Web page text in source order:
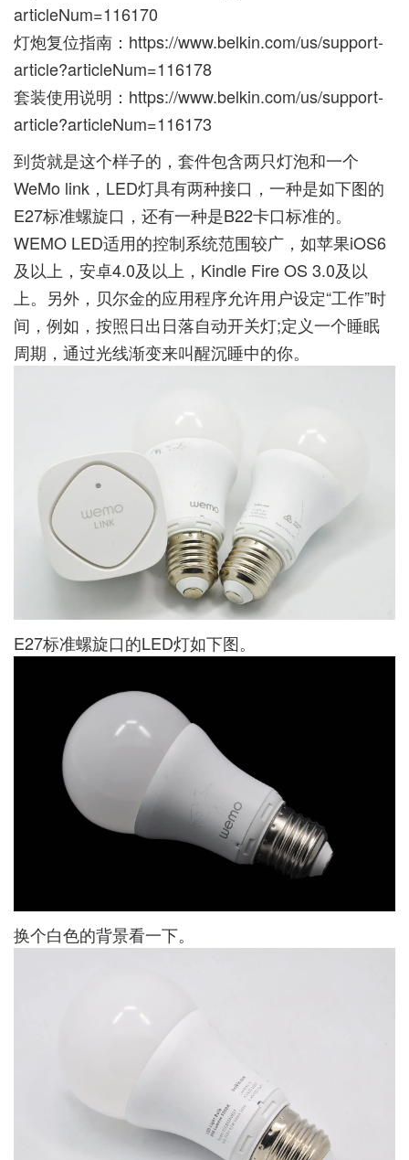
articleNum=116170
灯炮复位指南： https://www.belkin.com/us/support-
article?articleNum=116178
套装使用说明： https://www.belkin.com/us/support-
article?articleNum=116173
到货就是这个样子的，套件包含两只灯泡和一个
WeMo link，LED灯具有两种接口，一种是如下图的
E27标准螺旋口，还有一种是B22卡口标准的。
WEMO LED适用的控制系统范围较广，如苹果iOS6
及以上，安卓4.0及以上，Kindle Fire OS 3.0及以
上。另外，贝尔金的应用程序允许用户设定“工作”时
间，例如，按照日出日落自动开关灯;定义一个睡眠
周期，通过光线渐变来叫醒沉睡中的你。
E27标准螺旋口的LED灯如下图。
换个白色的背景看一下。